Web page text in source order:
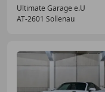
Ultimate Garage e.U
AT-2601 Sollenau